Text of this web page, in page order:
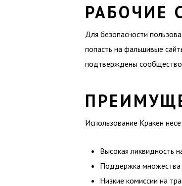
РАБОЧИЕ
Для безопасности
попасть на фальшивые
подтверждены
Использование Кракен
Высокая ликвидность
Поддержка множества
Низкие комиссии на